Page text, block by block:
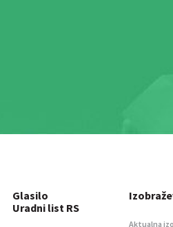
Glasilo
Uradni list RS
Aktualna